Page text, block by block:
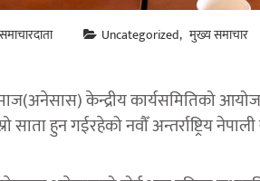
समाचारदाता Uncategorized मुख्य समाचार
समाज(अनेसास) केन्द्रीय कार्यसमितिको
साता हुन गईरहेको नवौँ अन्तर्राष्ट्रिय